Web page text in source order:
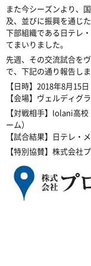
また今シーズンより、
及、並びに振興を通じ
下部組織である日テレ
てまいりました。
先週、その交流試合を
で、下記の通り報告しま
【日時】2018年8月15
【会場】ヴェルディグ
【対戦相手】Iolani高
ーム）
【試合結果】日テレ・
【特別協賛】株式会社